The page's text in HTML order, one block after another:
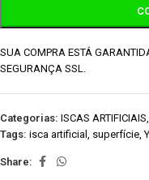
SUA COMPRA ESTÁ
SEGURANÇA SSL.
Categorias: ISCAS ARTIFICIAIS,
Tags: isca artificial , superfície,
Share: